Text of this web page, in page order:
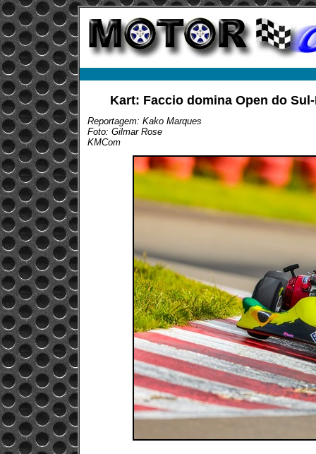
Kart: Faccio domina Open do
Reportagem: Kako Marques
Foto: Gilmar Rose
KMCom